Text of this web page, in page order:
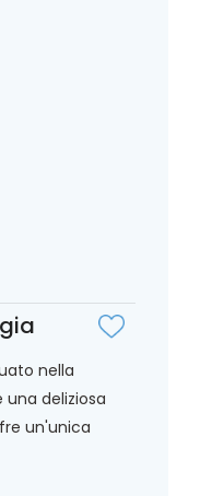
nella
deliziosa
un'unica